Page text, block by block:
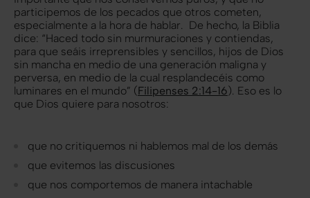
participemos de los pecados que otros cometen,
especialmente a la hora de hablar. De hecho, la Biblia
dice: “Haced todo sin murmuraciones y contiendas,
para que seáis irreprensibles y sencillos, hijos de Dios
sin mancha en medio de una generación maligna y
perversa, en medio de la cual resplandecéis como
luminares en el mundo” (Filipenses 2:14-16). Eso es lo
que Dios quiere para nosotros:
que no critiquemos ni hablemos mal de los demás
que evitemos las discusiones
que nos comportemos de manera intachable